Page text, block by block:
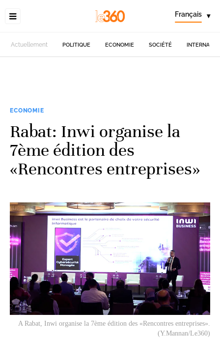
Français ▾
Actuellement POLITIQUE ECONOMIE SOCIÉTÉ
ECONOMIE
Rabat: Inwi organise la
7ème édition des
«Rencontres entreprises»
A Rabat, Inwi organise la 7ème édition des «Rencontres entreprises».
(Y.Mannan/Le360)